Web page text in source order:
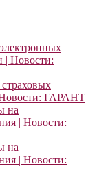
| Новости:
Новости: ГАРАНТ
на
| Новости:
на
| Новости: